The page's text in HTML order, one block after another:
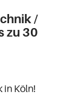
/
zu 30
in Köln!